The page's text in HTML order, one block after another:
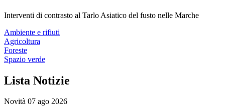
Interventi di contrasto al Tarlo Asiatico del fusto nelle Marche
Ambiente e rifiuti
Agricoltura
Foreste
Spazio verde
Lista Notizie
Novità 07 ago 2026